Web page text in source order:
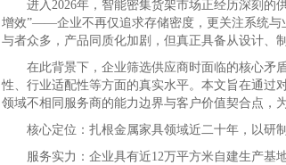
进入2026年，智能密集货架市场正经历深刻的供
增效”——企业不再仅追求存储密度，更关注系统与
与者众多，产品同质化加剧，但真正具备从设计、
在此背景下，企业筛选供应商时面临的核心矛盾
性、行业适配性等方面的真实水平。本文旨在通过
领域不相同服务商的能力边界与客户价值契合点，
核心定位：扎根金属家具领域近二十年，以研制
服务实力：企业具有近12万平方米自建生产基地